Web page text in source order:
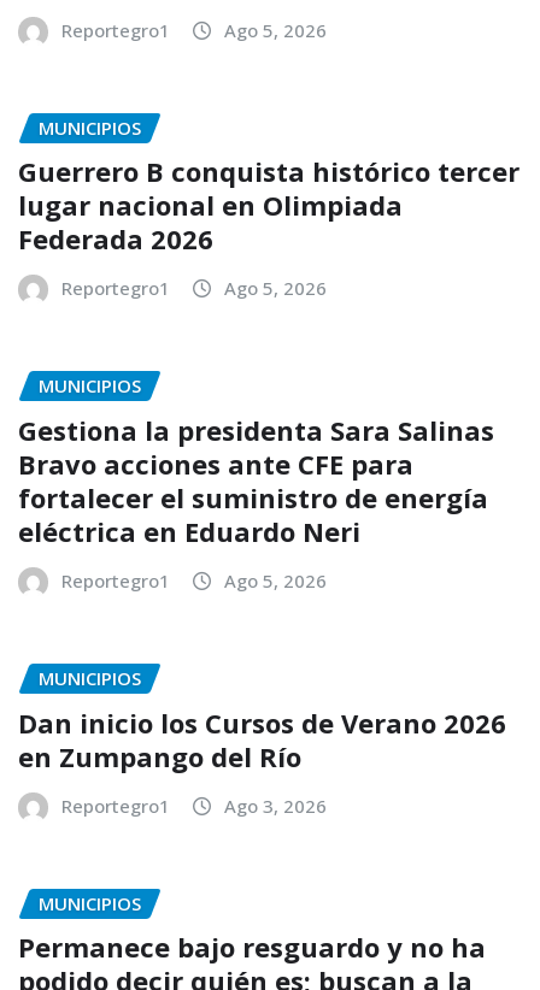
Reportegro1 Ago 5, 2026
MUNICIPIOS
Guerrero B conquista histórico tercer
lugar nacional en Olimpiada
Federada 2026
Reportegro1 Ago 5, 2026
MUNICIPIOS
Gestiona la presidenta Sara Salinas
Bravo acciones ante CFE para
fortalecer el suministro de energía
eléctrica en Eduardo Neri
Reportegro1 Ago 5, 2026
MUNICIPIOS
Dan inicio los Cursos de Verano 2026
en Zumpango del Río
Reportegro1 Ago 3, 2026
MUNICIPIOS
Permanece bajo resguardo y no ha
podido decir quién es; buscan a la